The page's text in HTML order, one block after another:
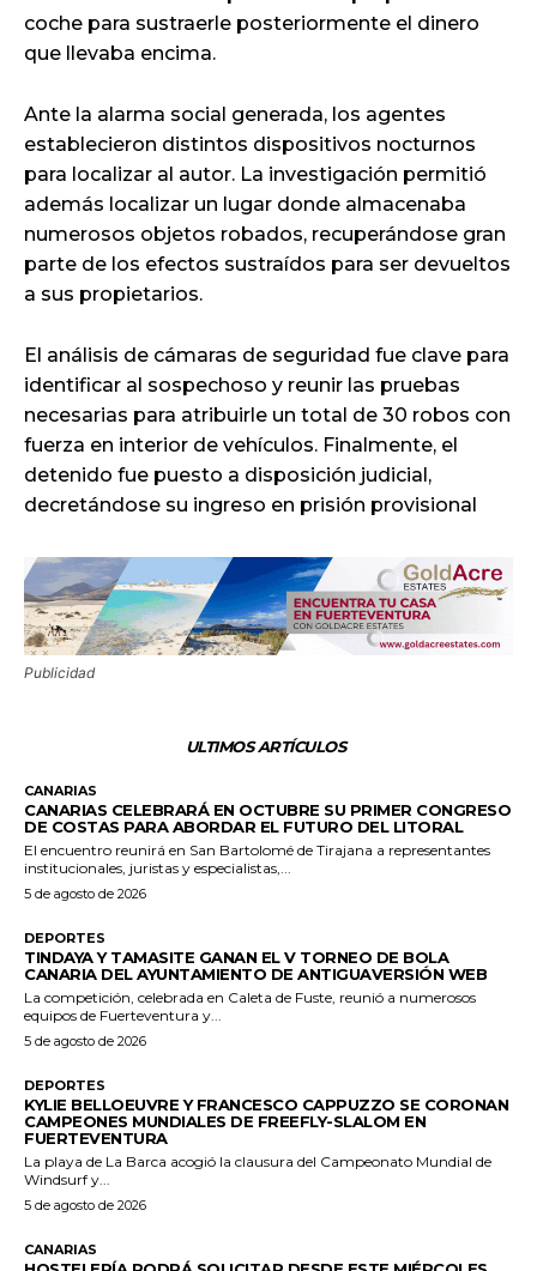
coche para sustraerle posteriormente el dinero
que llevaba encima.
Ante la alarma social generada, los agentes
establecieron distintos dispositivos nocturnos
para localizar al autor. La investigación permitió
además localizar un lugar donde almacenaba
numerosos objetos robados, recuperándose gran
parte de los efectos sustraídos para ser devueltos
a sus propietarios.
El análisis de cámaras de seguridad fue clave para
identificar al sospechoso y reunir las pruebas
necesarias para atribuirle un total de 30 robos con
fuerza en interior de vehículos. Finalmente, el
detenido fue puesto a disposición judicial,
decretándose su ingreso en prisión provisional
Publicidad
ULTIMOS ARTÍCULOS
CANARIAS
CANARIAS CELEBRARÁ EN OCTUBRE SU PRIMER CONGRESO
DE COSTAS PARA ABORDAR EL FUTURO DEL LITORAL
El encuentro reunirá en San Bartolomé de Tirajana a representantes
institucionales, juristas y especialistas,...
5 de agosto de 2026
DEPORTES
TINDAYA Y TAMASITE GANAN EL V TORNEO DE BOLA
CANARIA DEL AYUNTAMIENTO DE ANTIGUAVERSIÓN WEB
La competición, celebrada en Caleta de Fuste, reunió a numerosos
equipos de Fuerteventura y...
5 de agosto de 2026
DEPORTES
KYLIE BELLOEUVRE Y FRANCESCO CAPPUZZO SE CORONAN
CAMPEONES MUNDIALES DE FREEFLY-SLALOM EN
FUERTEVENTURA
La playa de La Barca acogió la clausura del Campeonato Mundial de
Windsurf y...
5 de agosto de 2026
CANARIAS